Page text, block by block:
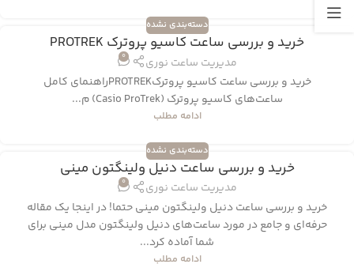
دسته‌بندی نشده
خرید و بررسی ساعت کاسیو پروترک PROTREK
مدیریت ساعت نوری 0
خرید و بررسی ساعت کاسیو پروترکPROTREKراهنمای کامل
ساعت‌های کاسیو پروترک (Casio ProTrek) م...
ادامه مطلب
دسته‌بندی نشده
خرید و بررسی ساعت دنیل ولینگتون مینی
مدیریت ساعت نوری 0
خرید و بررسی ساعت دنیل ولینگتون مینی حتما! در اینجا یک مقاله
حرفه‌ای و جامع در مورد ساعت‌های دنیل ولینگتون مدل مینی برای
شما آماده کرد...
ادامه مطلب